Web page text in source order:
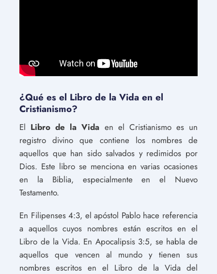
¿Qué es el Libro de la Vida en el
Cristianismo?
El Libro de la Vida en el Cristianismo es un
registro divino que contiene los nombres de
aquellos que han sido salvados y redimidos por
Dios. Este libro se menciona en varias ocasiones
en la Biblia, especialmente en el Nuevo
Testamento.
En Filipenses 4:3, el apóstol Pablo hace referencia
a aquellos cuyos nombres están escritos en el
Libro de la Vida. En Apocalipsis 3:5, se habla de
aquellos que vencen al mundo y tienen sus
nombres escritos en el Libro de la Vida del